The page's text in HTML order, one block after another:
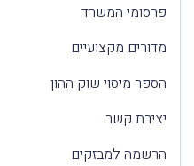
פרסומי המשרד
מדורים מקצועיים
הספר מיסוי שוק ההון
יצירת קשר
הרשמה למבזקים